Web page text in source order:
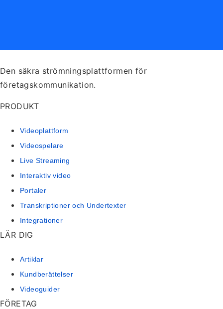
Den säkra strömningsplattformen för
företagskommunikation.
PRODUKT
Videoplattform
Videospelare
Live Streaming
Interaktiv video
Portaler
Transkriptioner och Undertexter
Integrationer
LÄR DIG
Artiklar
Kundberättelser
Videoguider
FÖRETAG